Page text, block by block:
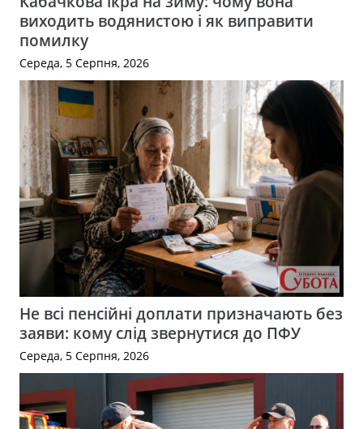
виходить водянистою і як виправити
помилку
Середа, 5 Серпня, 2026
Не всі пенсійні доплати призначають без
заяви: кому слід звернутися до ПФУ
Середа, 5 Серпня, 2026